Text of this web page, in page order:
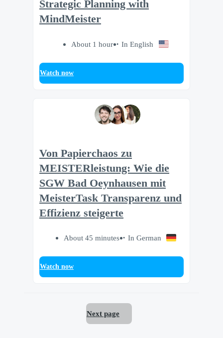
Strategic Planning with
MindMeister
About 1 hour In English
Watch now
Von Papierchaos zu
MEISTERleistung: Wie die
SGW Bad Oeynhausen mit
MeisterTask Transparenz und
Effizienz steigerte
About 45 minutes In German
Watch now
Next page